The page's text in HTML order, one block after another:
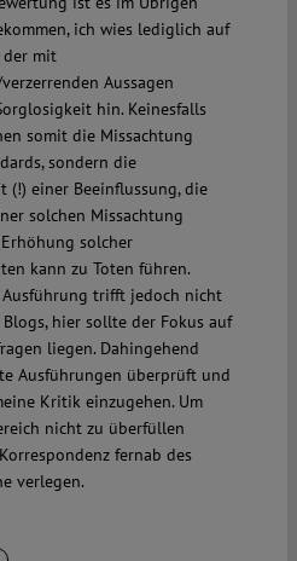
ich wies lediglich auf
der mit
Aussagen
hin. Keinesfalls
somit die Missachtung
sondern die
(!) einer Beeinflussung, die
solchen Missachtung
solcher
kann zu Toten führen.
trifft jedoch nicht
Blogs, hier sollte der Fokus auf
liegen. Dahingehend
Ausführungen überprüft und
Kritik einzugehen. Um
nicht zu überfüllen
fernab des
verlegen.